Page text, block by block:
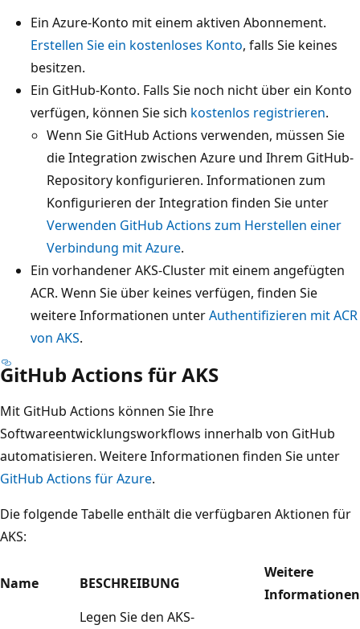
Ein Azure-Konto mit einem aktiven Abonnement.
Erstellen Sie ein kostenloses Konto, falls Sie keines
besitzen.
Ein GitHub-Konto. Falls Sie noch nicht über ein Konto
verfügen, können Sie sich kostenlos registrieren.
Wenn Sie GitHub Actions verwenden, müssen Sie
die Integration zwischen Azure und Ihrem GitHub-
Repository konfigurieren. Informationen zum
Konfigurieren der Integration finden Sie unter
Verwenden GitHub Actions zum Herstellen einer
Verbindung mit Azure.
Ein vorhandener AKS-Cluster mit einem angefügten
ACR. Wenn Sie über keines verfügen, finden Sie
weitere Informationen unterAuthentifizieren mit ACR
von AKS.
GitHub Actions für AKS
Mit GitHub Actions können Sie Ihre
Softwareentwicklungsworkflows innerhalb von GitHub
automatisieren. Weitere Informationen finden Sie unter
GitHub Actions für Azure.
Die folgende Tabelle enthält die verfügbaren Aktionen für
AKS:
Name BESCHREIBUNG
Weitere
Informationen
Legen Sie den AKS-